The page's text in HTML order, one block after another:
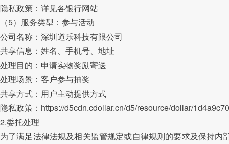
隐私政策：详见各银行网站
（5）服务类型：参与活动
公司名称：深圳道乐科技有限公司
共享信息：姓名、手机号、地址
处理目的：申请实物奖励寄送
处理场景：客户参与抽奖
共享方式：用户主动提供方式
隐私政策：https://d5cdn.cdollar.cn/d5/resource/dollar/
2.委托处理
为了满足法律法规及相关监管规定或自律规则的要求及保持内